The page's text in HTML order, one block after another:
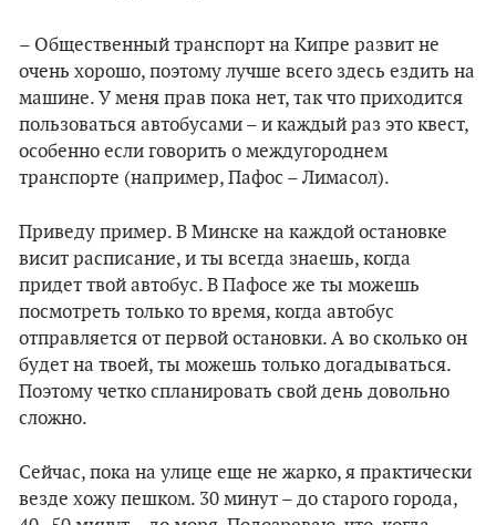
– Общественный транспорт на Кипре развит не
очень хорошо, поэтому лучше всего здесь ездить на
машине. У меня прав пока нет, так что приходится
пользоваться автобусами – и каждый раз это квест,
особенно если говорить о междугороднем
транспорте (например, Пафос – Лимасол).
Приведу пример. В Минске на каждой остановке
висит расписание, и ты всегда знаешь, когда
придет твой автобус. В Пафосе же ты можешь
посмотреть только то время, когда автобус
отправляется от первой остановки. А во сколько он
будет на твоей, ты можешь только догадываться.
Поэтому четко спланировать свой день довольно
сложно.
Сейчас, пока на улице еще не жарко, я практически
везде хожу пешком. 30 минут – до старого города,